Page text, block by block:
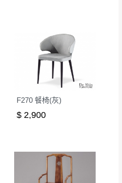
F270 餐椅(灰)
$ 2,900